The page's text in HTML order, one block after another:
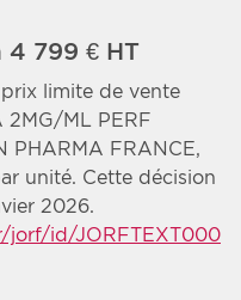
4 799 € HT
limite de vente
2MG/ML PERF
PHARMA FRANCE,
unité. Cette décision
2026.
jorf/id/JORFTEXT000